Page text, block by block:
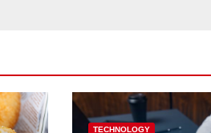
TECHNOLOGY